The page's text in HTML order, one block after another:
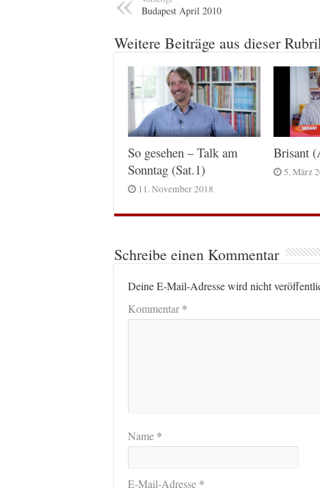
Budapest April 2010
Weitere Beiträge aus dieser
So gesehen – Talk am
Sonntag (Sat.1)
11. November 2018
Brisant
5. März
Schreibe einen Kommentar
Deine E-Mail-Adresse wird nicht
Kommentar*
Name *
E-Mail-Adresse *